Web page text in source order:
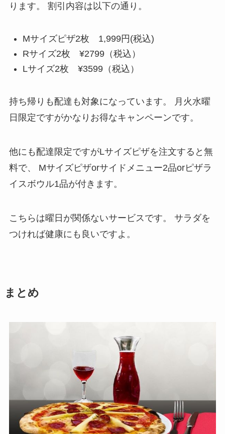
ります。
割引内容は以下の通り。
Mサイズピザ2枚 1,999円(税込)
Rサイズ2枚 ¥2799（税込）
Lサイズ2枚 ¥3599（税込）
持ち帰りも配達も対象になっています。
月火水曜
日限定ですがかなりお得なキャンペーンです。
他にも配達限定ですがLサイズピザを注文すると無
料で、
Mサイズピザorサイドメニュー2品orピザラ
イスボウル1品が付きます。
こちらは曜日が関係ないサービスです。
サラダを
つければ健康にも良いですよ。
まとめ